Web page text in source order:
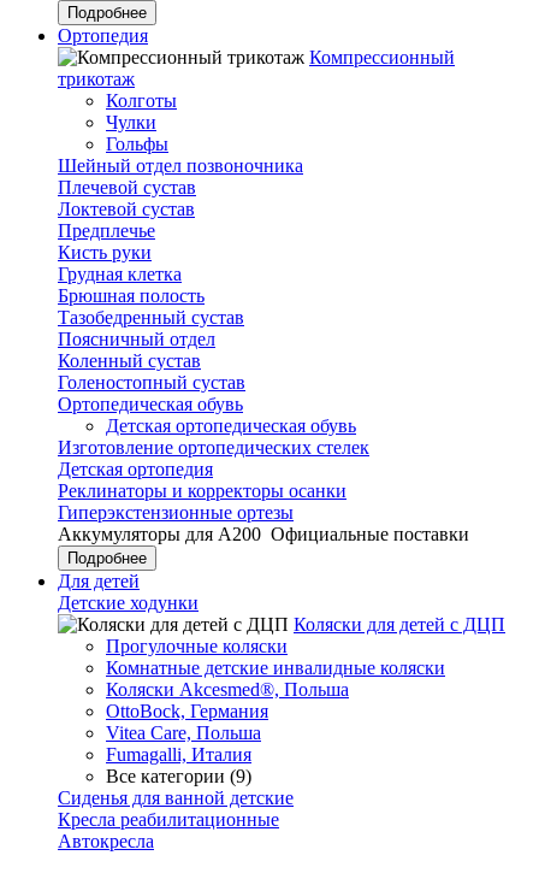
Подробнее
Ортопедия
Компрессионный
трикотаж
Колготы
Чулки
Гольфы
Шейный отдел позвоночника
Плечевой сустав
Локтевой сустав
Предплечье
Кисть руки
Грудная клетка
Брюшная полость
Тазобедренный сустав
Поясничный отдел
Коленный сустав
Голеностопный сустав
Ортопедическая обувь
Детская ортопедическая обувь
Изготовление ортопедических стелек
Детская ортопедия
Реклинаторы и корректоры осанки
Гиперэкстензионные ортезы
Аккумуляторы для А200 Официальные поставки
Подробнее
Для детей
Детские ходунки
Коляски для детей с ДЦП
Прогулочные коляски
Комнатные детские инвалидные коляски
Коляски Akcesmed®, Польша
OttoBock, Германия
Vitea Care, Польша
Fumagalli, Италия
Все категории (9)
Сиденья для ванной детские
Кресла реабилитационные
Автокресла